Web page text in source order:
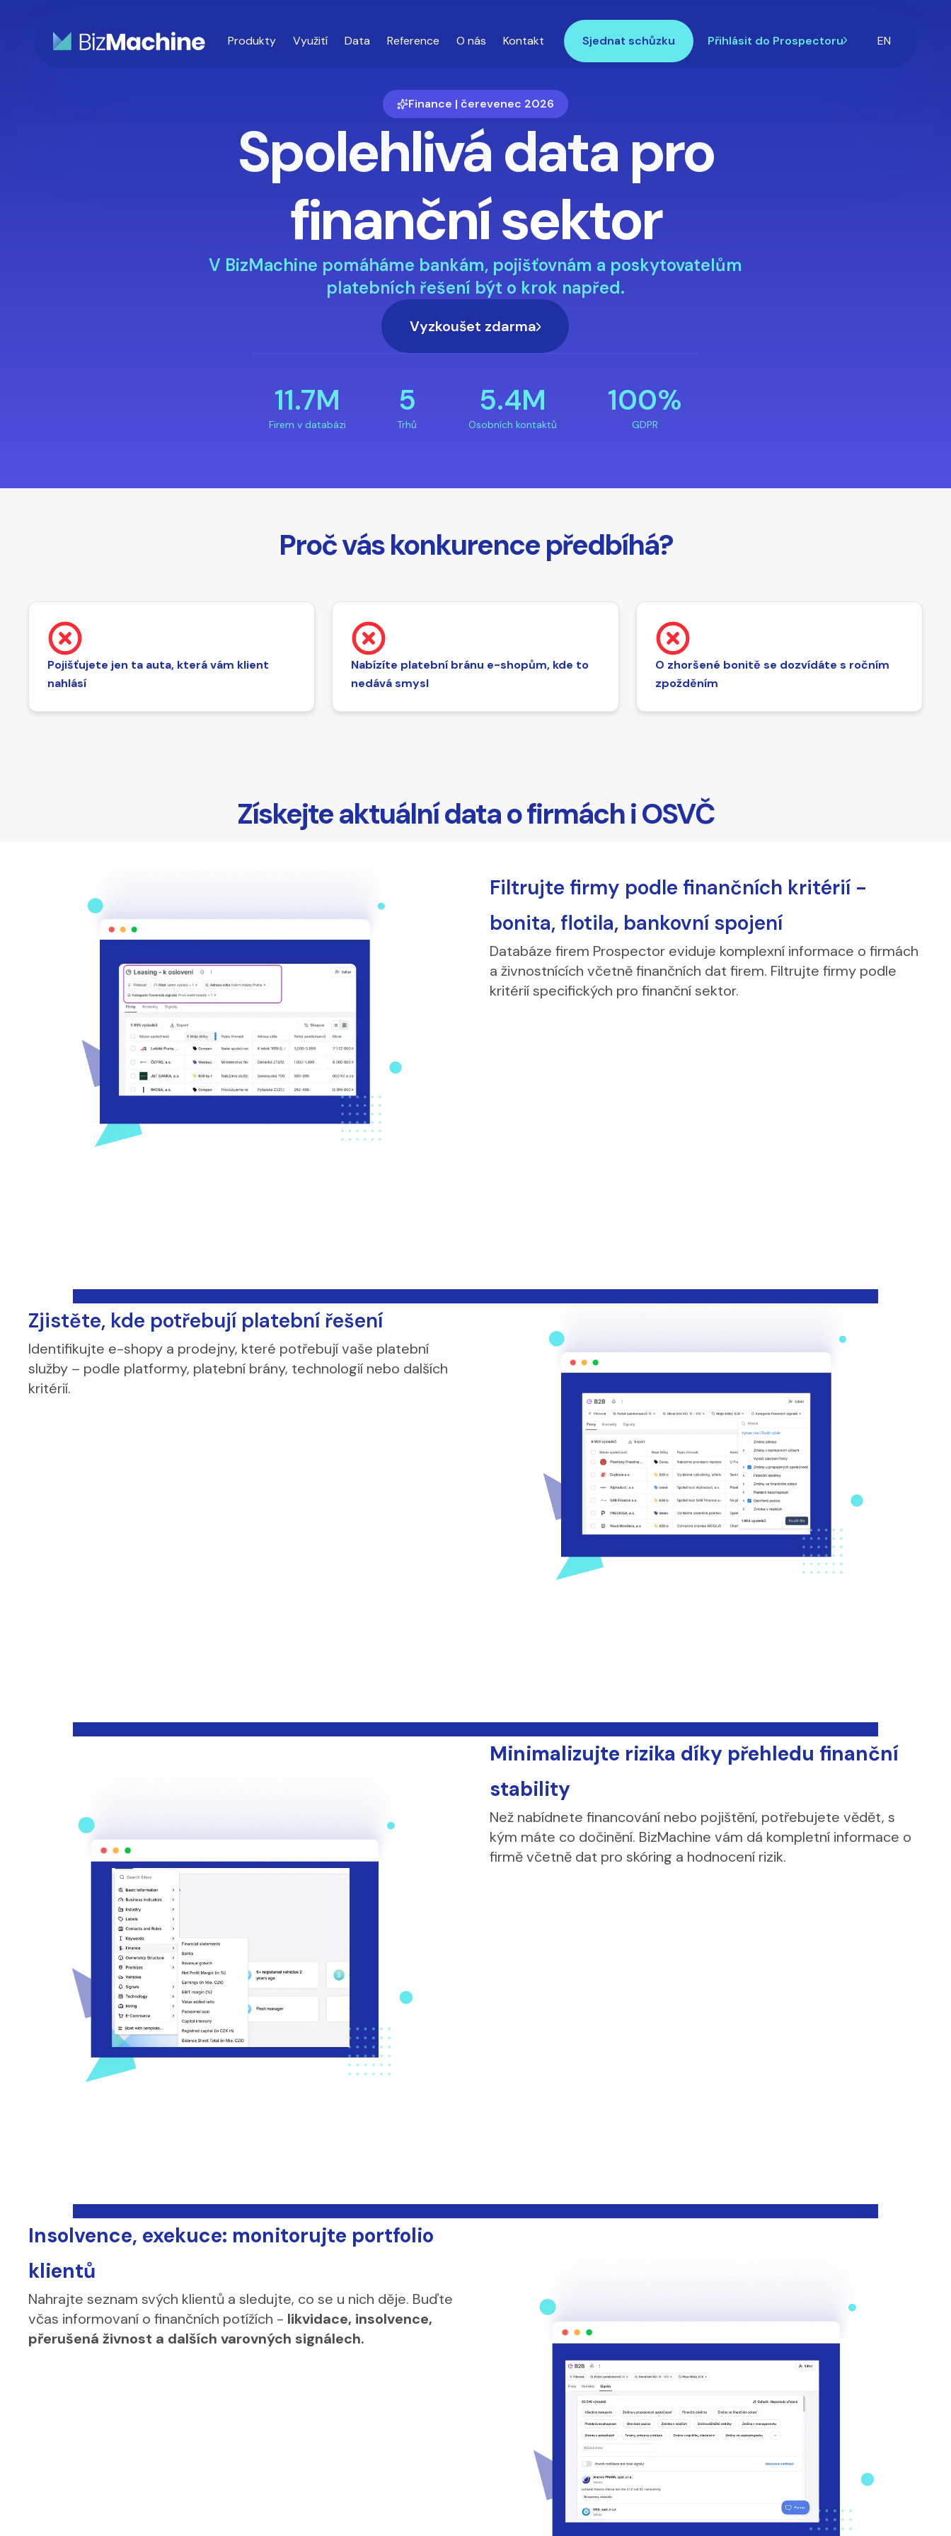
Produkty Využití Data Reference O nás Kontakt Sjednat schůzku Přihlásit do Prospectoru EN
Finance | čerevenec 2026
Spolehlivá data pro
finanční sektor
V BizMachine pomáháme bankám, pojišťovnám a poskytovatelům
platebních řešení být o krok napřed.
Vyzkoušet zdarma
11.7M
Firem v databázi
5
Trhů
5.4M
Osobních kontaktů
100%
GDPR
Proč vás konkurence předbíhá?
Pojišťujete jen ta auta, která vám klient
nahlásí
Nabízíte platební bránu e-shopům, kde to
nedává smysl
O zhoršené bonitě se dozvídáte s ročním
zpožděním
Získejte aktuální data o firmách i OSVČ
Filtrujte firmy podle finančních kritérií -
bonita, flotila, bankovní spojení
Databáze firem Prospector eviduje komplexní informace o firmách
a živnostnících včetně finančních dat firem. Filtrujte firmy podle
kritérií specifických pro finanční sektor.
Zjistěte, kde potřebují platební řešení
Identifikujte e-shopy a prodejny, které potřebují vaše platební
služby – podle platformy, platební brány, technologií nebo dalších
kritérií.
Minimalizujte rizika díky přehledu finanční
stability
Než nabídnete financování nebo pojištění, potřebujete vědět, s
kým máte co dočinění. BizMachine vám dá kompletní informace o
firmě včetně dat pro skóring a hodnocení rizik.
Insolvence, exekuce: monitorujte portfolio
klientů
Nahrajte seznam svých klientů a sledujte, co se u nich děje. Buďte
včas informovaní o finančních potížích - likvidace, insolvence,
přerušená živnost a dalších varovných signálech.